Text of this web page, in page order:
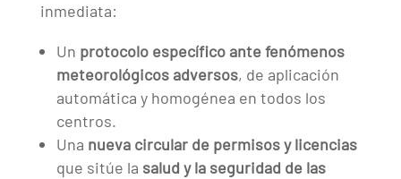
inmediata:
Un protocolo específico ante fenómenos
meteorológicos adversos, de aplicación
automática y homogénea en todos los
centros.
Una nueva circular de permisos y licencias
que sitúe la salud y la seguridad de las